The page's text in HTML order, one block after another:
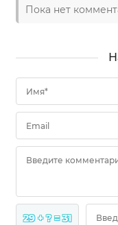
Пока нет
Имя*
Email
Введите
29 + ? = 31